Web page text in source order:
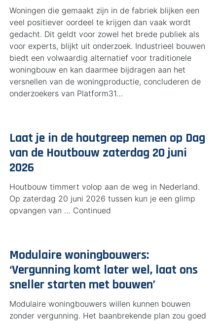
Woningen die gemaakt zijn in de fabriek blijken een
veel positiever oordeel te krijgen dan vaak wordt
gedacht. Dit geldt voor zowel het brede publiek als
voor experts, blijkt uit onderzoek. Industrieel bouwen
biedt een volwaardig alternatief voor traditionele
woningbouw en kan daarmee bijdragen aan het
versnellen van de woningproductie, concluderen de
onderzoekers van Platform31…
Laat je in de houtgreep nemen op Dag
van de Houtbouw zaterdag 20 juni
2026
Houtbouw timmert volop aan de weg in Nederland.
Op zaterdag 20 juni 2026 tussen kun je een glimp
opvangen van … Continued
Modulaire wo­ning­bou­wers:
‘Vergunning komt later wel, laat ons
sneller starten met bouwen’
Modulaire woningbouwers willen kunnen bouwen
zonder vergunning. Het baanbrekende plan zou goed